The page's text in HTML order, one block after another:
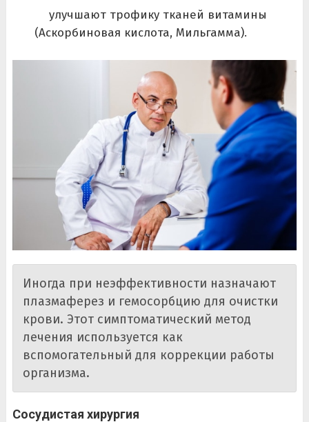
улучшают трофику тканей витамины
(Аскорбиновая кислота, Мильгамма).
Иногда при неэффективности назначают
плазмаферез и гемосорбцию для очистки
крови. Этот симптоматический метод
лечения используется как
вспомогательный для коррекции работы
организма.
Сосудистая хирургия